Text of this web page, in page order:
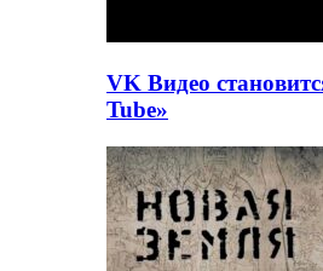
VK Видео
Tube»